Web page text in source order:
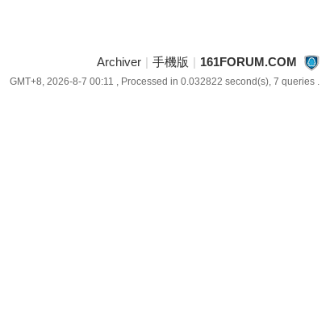
Archiver | 手機版 | 161FORUM.COM
GMT+8, 2026-8-7 00:11 , Processed in 0.032822 second(s), 7 queries .